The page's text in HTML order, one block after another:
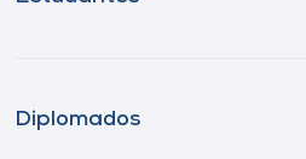
Diplomados